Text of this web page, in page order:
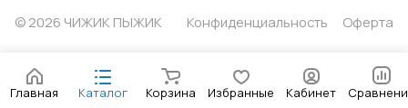
Главная Каталог Корзина Избранные Кабинет
© 2026 ЧИЖИК ПЫЖИК Конфиденциальность Оферта